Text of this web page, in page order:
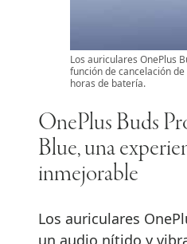
Los auriculares OnePlus
función de cancelación
horas de batería.
OnePlus Buds
Blue, una
inmejorable
Los auriculares